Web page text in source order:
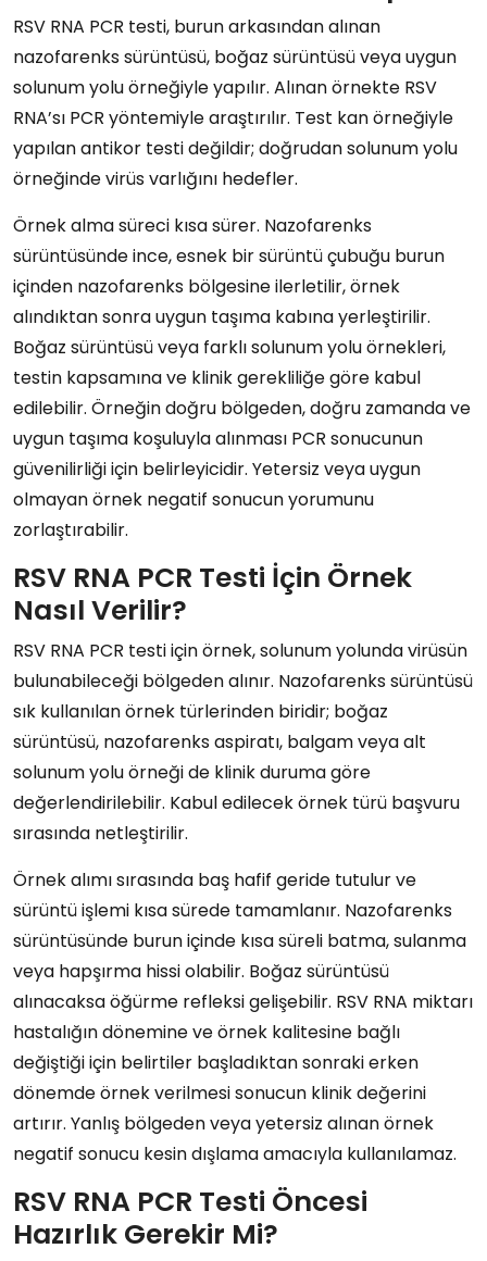
RSV RNA PCR testi, burun arkasından alınan
nazofarenks sürüntüsü, boğaz sürüntüsü veya uygun
solunum yolu örneğiyle yapılır. Alınan örnekte RSV
RNA’sı PCR yöntemiyle araştırılır. Test kan örneğiyle
yapılan antikor testi değildir; doğrudan solunum yolu
örneğinde virüs varlığını hedefler.
Örnek alma süreci kısa sürer. Nazofarenks
sürüntüsünde ince, esnek bir sürüntü çubuğu burun
içinden nazofarenks bölgesine ilerletilir, örnek
alındıktan sonra uygun taşıma kabına yerleştirilir.
Boğaz sürüntüsü veya farklı solunum yolu örnekleri,
testin kapsamına ve klinik gerekliliğe göre kabul
edilebilir. Örneğin doğru bölgeden, doğru zamanda ve
uygun taşıma koşuluyla alınması PCR sonucunun
güvenilirliği için belirleyicidir. Yetersiz veya uygun
olmayan örnek negatif sonucun yorumunu
zorlaştırabilir.
RSV RNA PCR Testi İçin Örnek
Nasıl Verilir?
RSV RNA PCR testi için örnek, solunum yolunda virüsün
bulunabileceği bölgeden alınır. Nazofarenks sürüntüsü
sık kullanılan örnek türlerinden biridir; boğaz
sürüntüsü, nazofarenks aspiratı, balgam veya alt
solunum yolu örneği de klinik duruma göre
değerlendirilebilir. Kabul edilecek örnek türü başvuru
sırasında netleştirilir.
Örnek alımı sırasında baş hafif geride tutulur ve
sürüntü işlemi kısa sürede tamamlanır. Nazofarenks
sürüntüsünde burun içinde kısa süreli batma, sulanma
veya hapşırma hissi olabilir. Boğaz sürüntüsü
alınacaksa öğürme refleksi gelişebilir. RSV RNA miktarı
hastalığın dönemine ve örnek kalitesine bağlı
değiştiği için belirtiler başladıktan sonraki erken
dönemde örnek verilmesi sonucun klinik değerini
artırır. Yanlış bölgeden veya yetersiz alınan örnek
negatif sonucu kesin dışlama amacıyla kullanılamaz.
RSV RNA PCR Testi Öncesi
Hazırlık Gerekir Mi?